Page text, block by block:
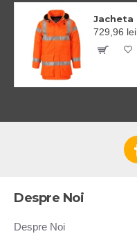
729,96 lei
Despre Noi
Despre Noi